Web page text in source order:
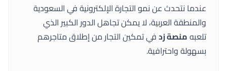
عندما نتحدث عن نمو التجارة الإلكترونية في السعودية
والمنطقة العربية، لا يمكن تجاهل الدور الكبير الذي
تلعبهمنصة زدفي تمكين التجار من إطلاق متاجرهم
بسهولة واحترافية.